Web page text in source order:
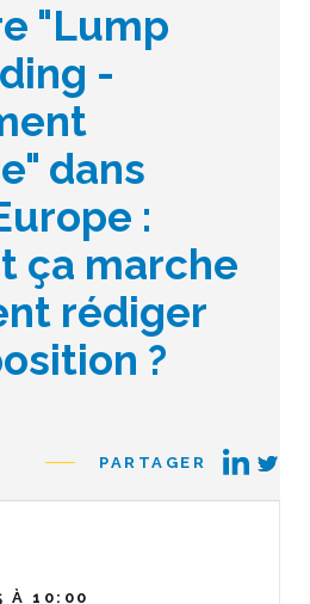
"Lump
-
dans
:
ça marche
rédiger
?
PARTAGER
À 10:00